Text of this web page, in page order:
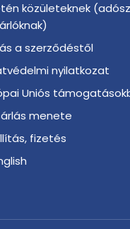
közületeknek
a szerződéstől
nyilatkozat
Uniós
menete
fizetés